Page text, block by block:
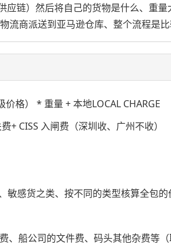
应链）然后将自己的货物是什么、重
商派送到亚马逊仓库、整个流程是比
格） * 重量 + 本地LOCAL CHARGE
+ CISS 入闸费（深圳收、广州不收）
感货之类、按不同的类型核算全包
船公司的文件费、码头其他杂费等（